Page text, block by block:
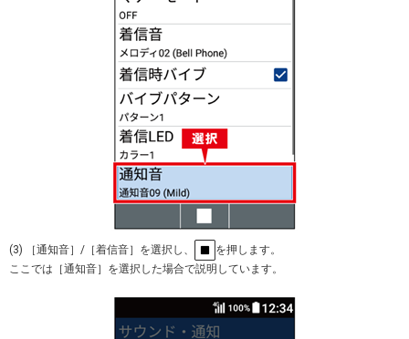
(3) ［通知音］/［着信音］を選択し、
を押します。
ここでは［通知音］を選択した場合で説明しています。